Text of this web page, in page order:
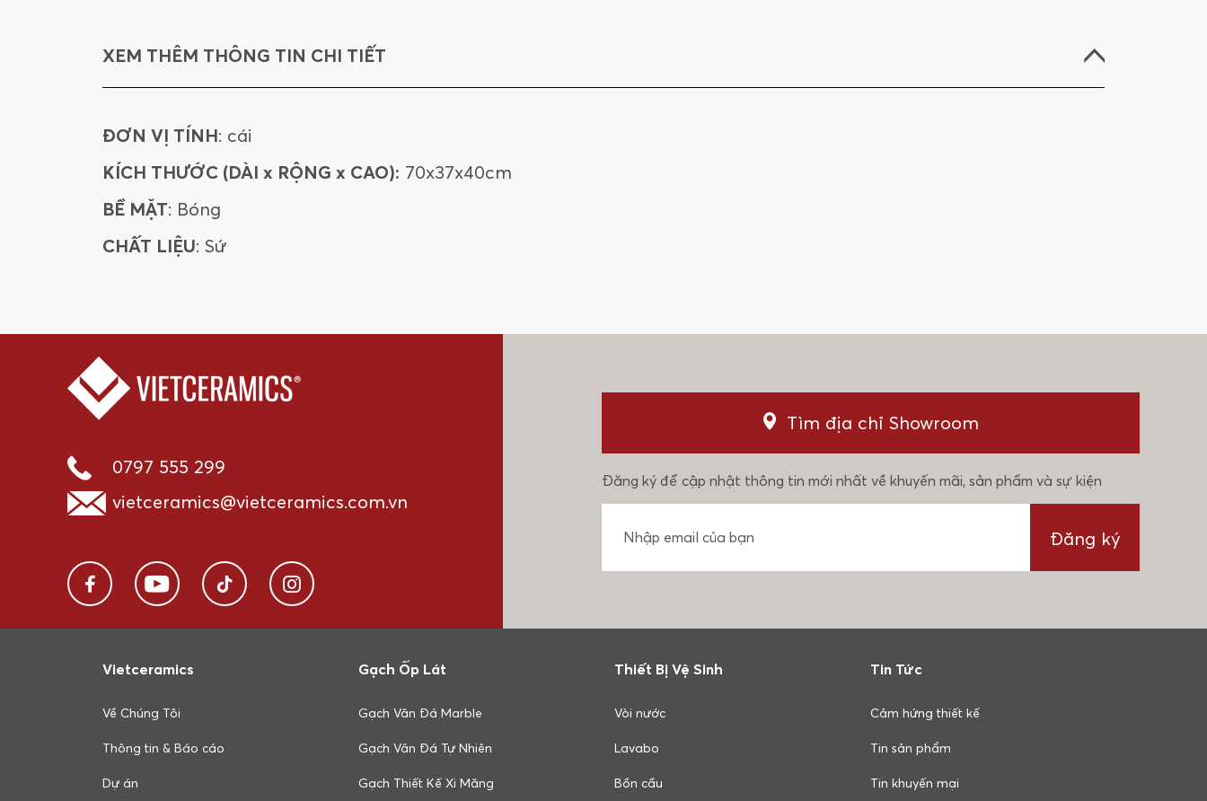
XEM THÊM THÔNG TIN CHI TIẾT
ĐƠN VỊ TÍNH: cái
KÍCH THƯỚC (DÀI x RỘNG x CAO): 70x37x40cm
BỀ MẶT: Bóng
CHẤT LIỆU: Sứ
0797 555 299
vietceramics@vietceramics.com.vn
Tìm địa chỉ Showroom
Đăng ký để cập nhật thông tin mới nhất về khuyến mãi, sản phẩm và sự kiện
Đăng ký
Vietceramics
Về Chúng Tôi
Thông tin & Báo cáo
Dự án
Gạch Ốp Lát
Gạch Vân Đá Marble
Gạch Vân Đá Tự Nhiên
Gạch Thiết Kế Xi Măng
Thiết Bị Vệ Sinh
Vòi nước
Lavabo
Bồn cầu
Tin Tức
Cảm hứng thiết kế
Tin sản phẩm
Tin khuyến mại